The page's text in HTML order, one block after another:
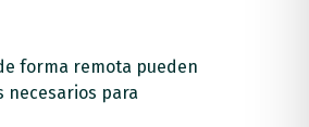
forma remota pueden
necesarios para